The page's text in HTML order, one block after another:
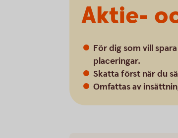
Aktie-
För dig som vill
placeringar.
Skatta först när du
Omfattas av